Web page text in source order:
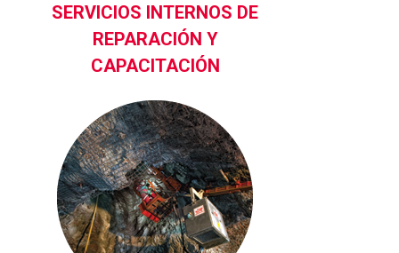
SERVICIOS INTERNOS DE
REPARACIÓN Y
CAPACITACIÓN